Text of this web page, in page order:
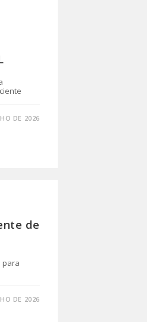
DE 2026
de
para
DE 2026